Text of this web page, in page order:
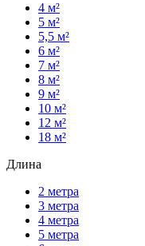
4 м²
5 м²
5,5 м²
6 м²
7 м²
8 м²
9 м²
10 м²
12 м²
18 м²
Длина
2 метра
3 метра
4 метра
5 метра